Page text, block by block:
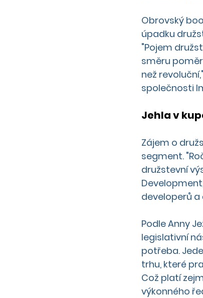
Obrovský
úpadku
"Pojem
směru
než
společnosti
Jehla v
Zájem o
segment.
družstevní
Development
developerů a
Podle Anny
legislativní
potřeba.
trhu, které
Což platí
výkonného